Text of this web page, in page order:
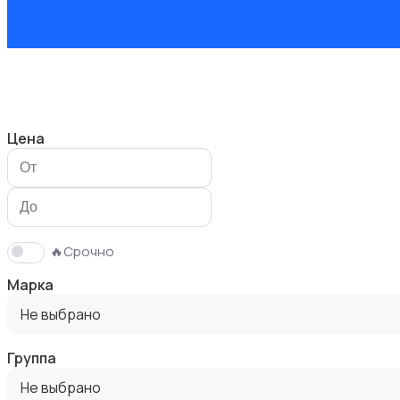
Игрушки и игры
Коляски
Цена
🔥Срочно
Марка
Не выбрано
Группа
Не выбрано